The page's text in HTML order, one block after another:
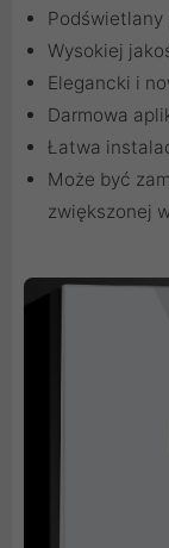
Podświetlany
Wysokiej
Elegancki i
Darmowa
Łatwa
Może być
zwiększonej